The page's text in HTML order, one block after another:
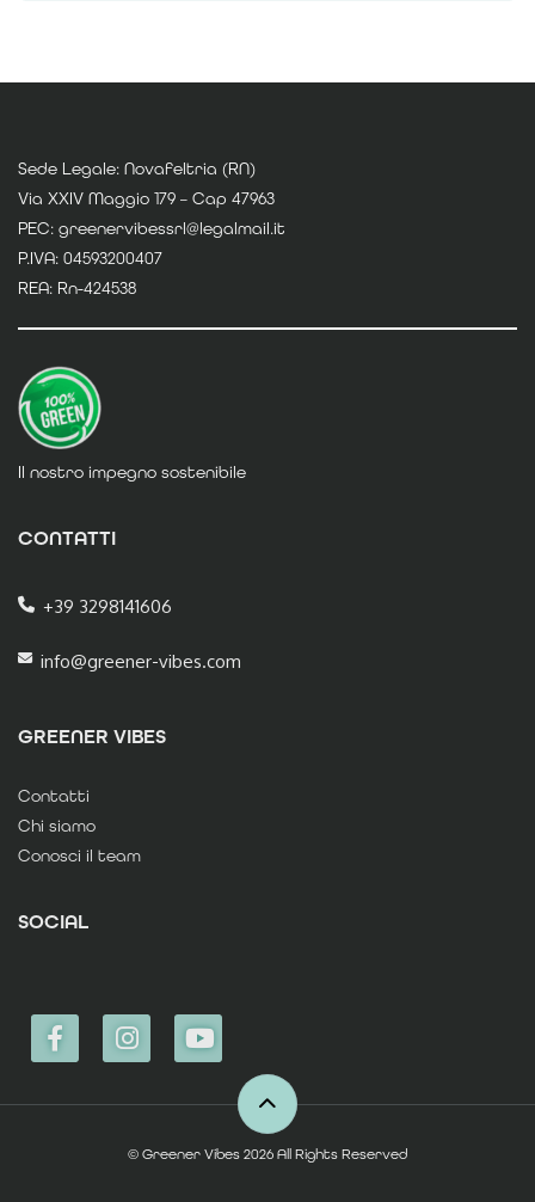
Sede Legale: Novafeltria (RN)
Via XXIV Maggio 179 – Cap 47963
PEC: greenervibessrl@legalmail.it
P.IVA: 04593200407
REA: Rn-424538
Il nostro impegno sostenibile
CONTATTI
+39 3298141606
info@greener-vibes.com
GREENER VIBES
Contatti
Chi siamo
Conosci il team
SOCIAL
© Greener Vibes 2026 All Rights Reserved